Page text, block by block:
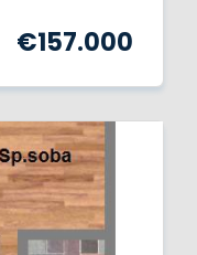
€157.000